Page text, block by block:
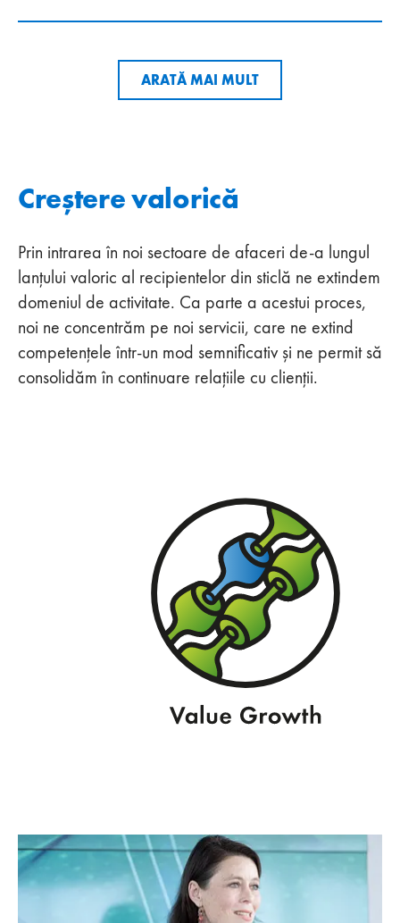
ARATĂ MAI MULT
Creștere valorică
Prin intrarea în noi sectoare de afaceri de-a lungul
lanțului valoric al recipientelor din sticlă ne extindem
domeniul de activitate. Ca parte a acestui proces,
noi ne concentrăm pe noi servicii, care ne extind
competențele într-un mod semnificativ și ne permit să
consolidăm în continuare relațiile cu clienții.